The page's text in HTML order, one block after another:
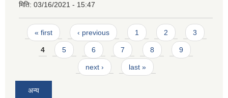
मिति: 03/16/2021 - 15:47
Pages
« first ‹ previous 1 2 3
4 5 6 7 8 9
next › last »
अन्य